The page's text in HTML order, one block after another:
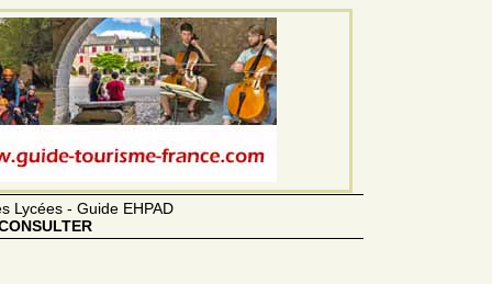
Lycées - Guide EHPAD